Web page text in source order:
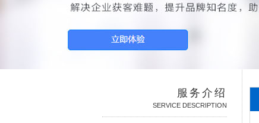
服务介绍
SERVICE DESCRIPTION